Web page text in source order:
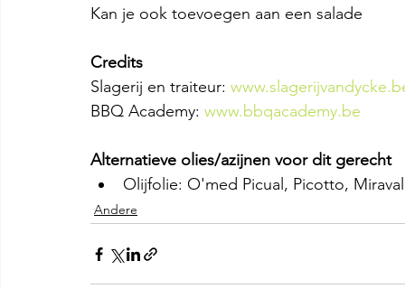
Kan je ook toevoegen aan een salade
Credits
Slagerij en traiteur:
BBQ Academy: www.bbqacademy.be
Alternatieve olies/azijnen voor dit gerecht
Olijfolie: O'med Picual, Picotto, Miraval
Andere